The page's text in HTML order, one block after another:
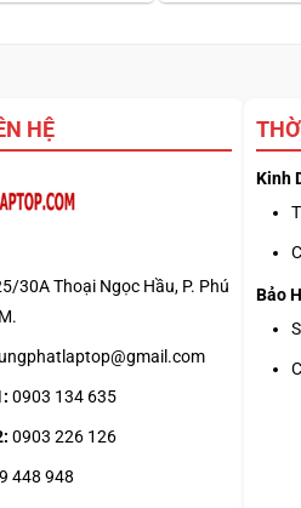
HỆ
30A Thoại Ngọc Hầu, P. Phú
0903 134 635
0903 226 126
448 948
Kinh
Bảo